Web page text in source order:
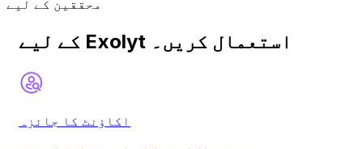
محققین کے لیے
کے لیے Exolyt استعمال کریں۔
اکاؤنٹ کا جائزہ